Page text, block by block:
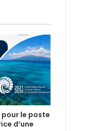
le poste
d’une